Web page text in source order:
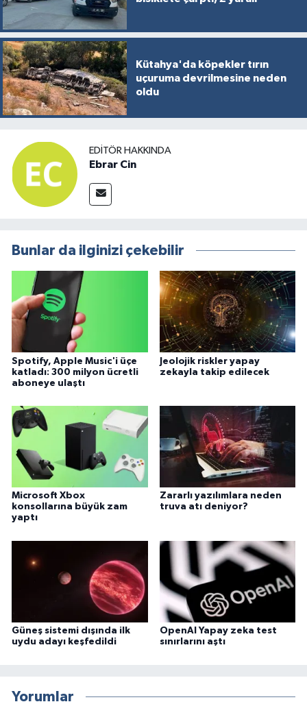
Kütahya'da köpekler tırın
uçuruma devrilmesine neden
oldu
EDITÖR HAKKINDA
Ebrar Cin
Bunlar da ilginizi çekebilir
Spotify, Apple Music'i üçe
katladı: 300 milyon ücretli
aboneye ulaştı
Jeolojik riskler yapay
zekayla takip edilecek
Microsoft Xbox
konsollarına büyük zam
yaptı
Zararlı yazılımlara neden
truva atı deniyor?
Güneş sistemi dışında ilk
uydu adayı keşfedildi
OpenAI Yapay zeka test
sınırlarını aştı
Yorumlar